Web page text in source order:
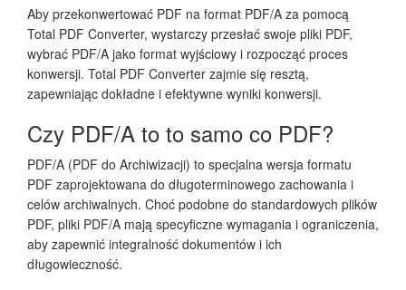
Aby przekonwertować PDF na format PDF/A za pomocą
Total PDF Converter, wystarczy przesłać swoje pliki PDF,
wybrać PDF/A jako format wyjściowy i rozpocząć proces
konwersji. Total PDF Converter zajmie się resztą,
zapewniając dokładne i efektywne wyniki konwersji.
Czy PDF/A to to samo co PDF?
PDF/A (PDF do Archiwizacji) to specjalna wersja formatu
PDF zaprojektowana do długoterminowego zachowania i
celów archiwalnych. Choć podobne do standardowych plików
PDF, pliki PDF/A mają specyficzne wymagania i ograniczenia,
aby zapewnić integralność dokumentów i ich
długowieczność.